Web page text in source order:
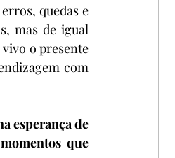
quedas e
mas de igual
o presente
com
esperança de
que